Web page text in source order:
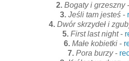
2. Bogaty i grzeszny-
3. Jeśli tam jesteś -
4. Dwór skrzydeł i
5. First last night-
6. Małe kobietki -
7. Pora burzy-